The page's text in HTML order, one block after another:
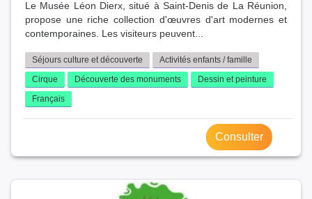
Le Musée Léon Dierx, situé à Saint-Denis de La Réunion,
propose une riche collection d'œuvres d'art modernes et
contemporaines. Les visiteurs peuvent...
Séjours culture et découverte
Activités enfants / famille
Cirque
Découverte des monuments
Dessin et peinture
Français
Consulter